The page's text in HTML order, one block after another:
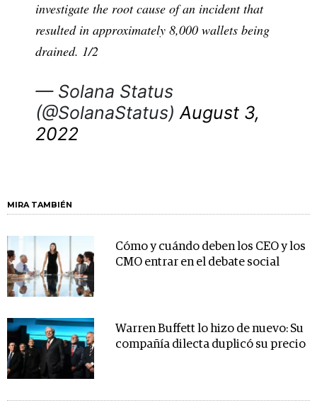
investigate the root cause of an incident that
resulted in approximately 8,000 wallets being
drained. 1/2
— Solana Status
(@SolanaStatus) August 3,
2022
MIRA TAMBIÉN
Cómo y cuándo deben los CEO y los
CMO entrar en el debate social
Warren Buffett lo hizo de nuevo: Su
compañía dilecta duplicó su precio